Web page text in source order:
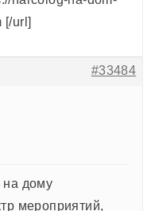
[/url]
#33484
на дому
мероприятий,